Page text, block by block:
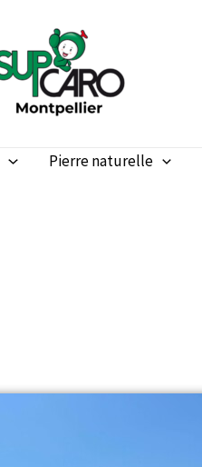
Pierre naturelle